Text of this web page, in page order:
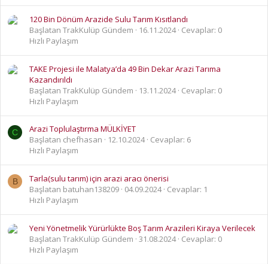
120 Bin Dönüm Arazide Sulu Tarım Kısıtlandı
Başlatan TrakKulüp Gündem
16.11.2024 Cevaplar: 0
Hızlı Paylaşım
TAKE Projesi ile Malatya’da 49 Bin Dekar Arazi Tarıma
Kazandırıldı
Başlatan TrakKulüp Gündem
13.11.2024 Cevaplar: 0
Hızlı Paylaşım
C
Arazi Toplulaştırma MÜLKİYET
Başlatan chefhasan
12.10.2024 Cevaplar: 6
Hızlı Paylaşım
B
Tarla(sulu tarım) için arazi aracı önerisi
Başlatan batuhan138209 04.09.2024 Cevaplar: 1
Hızlı Paylaşım
Yeni Yönetmelik Yürürlükte Boş Tarım Arazileri Kiraya Verilecek
Başlatan TrakKulüp Gündem
31.08.2024 Cevaplar: 0
Hızlı Paylaşım